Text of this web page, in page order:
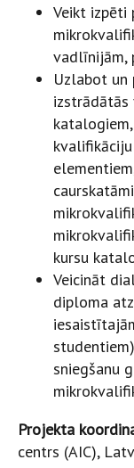
Veikt izpēti
vadlīnijām,
Uzlabot un
izstrādātās
kursu
Veicināt
diploma
sniegšanu
Projekta
centrs (AIC),